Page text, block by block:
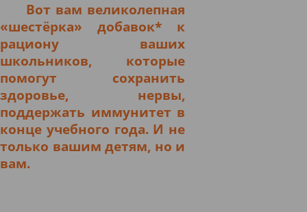
Вот вам великолепная
«шестёрка» добавок* к
рациону ваших
школьников, которые
помогут сохранить
здоровье, нервы,
поддержать иммунитет в
конце учебного года. И не
только вашим детям, но и
вам.